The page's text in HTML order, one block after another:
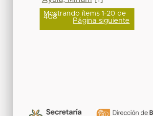
Mostrando ítems 1-20 de
408 Página siguiente